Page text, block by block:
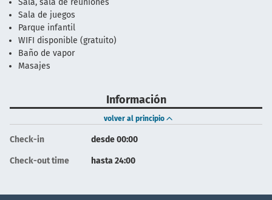
Sala, sala de reuniones
Sala de juegos
Parque infantil
WIFI disponible (gratuito)
Baño de vapor
Masajes
Información
volver al principio
Check-in desde 00:00
Check-out time hasta 24:00